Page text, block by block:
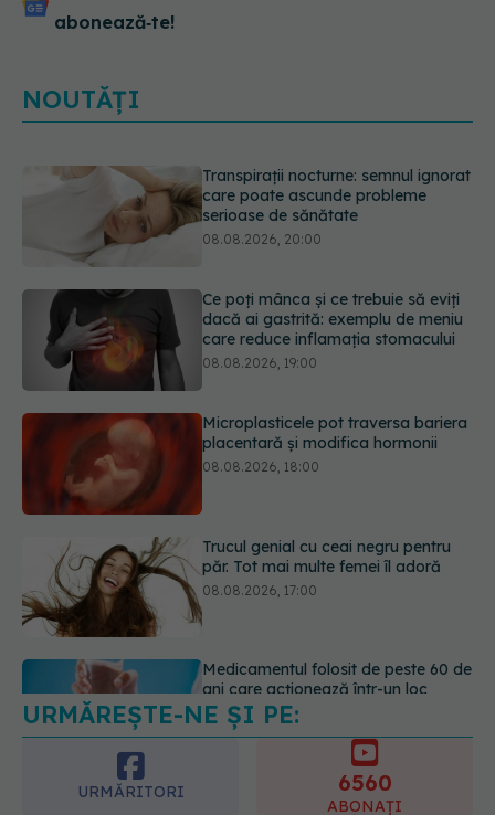
abonează‑te!
NOUTĂȚI
Ce poți mânca și ce trebuie să eviți
dacă ai gastrită: exemplu de meniu
care reduce inflamația stomacului
08.08.2026, 19:00
Microplasticele pot traversa bariera
placentară și modifica hormonii
08.08.2026, 18:00
Trucul genial cu ceai negru pentru
păr. Tot mai multe femei îl adoră
08.08.2026, 17:00
Medicamentul folosit de peste 60 de
ani care acționează într-un loc
neașteptat
Transpirații nocturne: semnul ignorat
care poate ascunde probleme
serioase de sănătate
08.08.2026, 20:00
URMĂREȘTE-NE ȘI PE:
URMĂRITORI
ABONAȚI